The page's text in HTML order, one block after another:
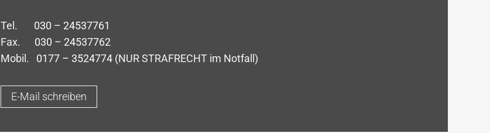
Tel. 030 – 24537761
Fax. 030 – 24537762
Mobil. 0177 – 3524774(NUR STRAFRECHT im Notfall)
E-Mail schreiben